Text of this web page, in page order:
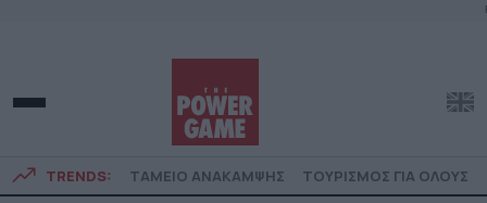
TRENDS: ΤΑΜΕΙΟ ΑΝΑΚΑΜΨΗΣ ΤΟΥΡΙΣΜΟΣ ΓΙΑ ΟΛΟΥΣ